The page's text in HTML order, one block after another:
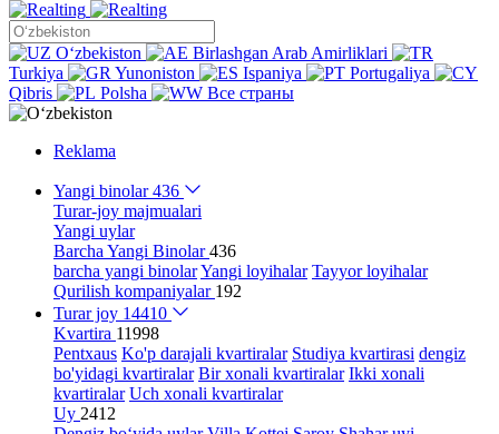
Oʻzbekiston
Birlashgan Arab Amirliklari
Turkiya
Yunoniston Ispaniya
Portugaliya
Qibris
Polsha Все страны
Reklama
Yangi binolar436
Turar-joy majmualari
Yangi uylar
Barcha Yangi Binolar436
barcha yangi binolarYangi loyihalar Tayyor loyihalar
Qurilish kompaniyalar 192
Turar joy 14410
Kvartira 11998
Pentxaus Ko'p darajali kvartiralar Studiya kvartirasi dengiz
bo'yidagi kvartiralar Bir xonali kvartiralar Ikki xonali
kvartiralar Uch xonali kvartiralar
Uy 2412